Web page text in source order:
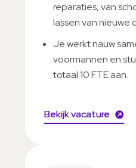
reparaties, van
lassen van nieuwe
Je werkt nauw
voormannen en
totaal 10 FTE aan.
Bekijk vacature